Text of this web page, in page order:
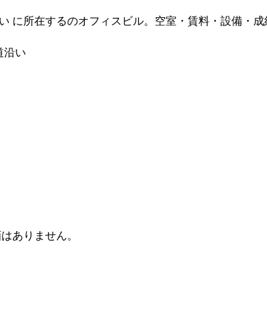
に所在するのオフィスビル。空室・賃料・設備・
沿い
ありません。